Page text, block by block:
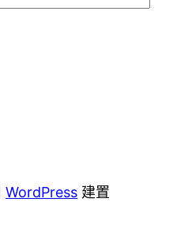
WordPress 建置